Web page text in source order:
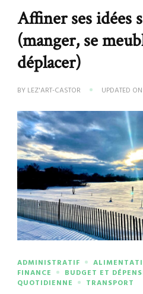
Affiner ses idées
(manger, se
déplacer)
BY LEZ'ART-CASTOR UPDATED ON
ADMINISTRATIF
FINANCE
BUDGET ET
QUOTIDIENNE
TRANSPORT